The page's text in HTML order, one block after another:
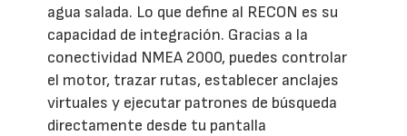
agua salada. Lo que define al RECON es su
capacidad de integración. Gracias a la
conectividad NMEA 2000, puedes controlar
el motor, trazar rutas, establecer anclajes
virtuales y ejecutar patrones de búsqueda
directamente desde tu pantalla